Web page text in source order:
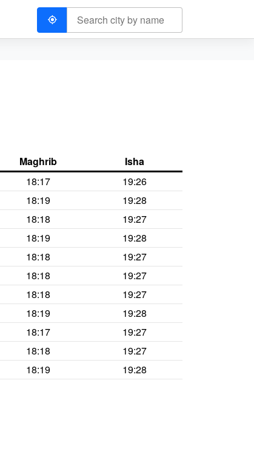
Maghrib
Isha
18:17
19:26
18:19
19:28
18:18
19:27
18:19
19:28
18:18
19:27
18:18
19:27
18:18
19:27
18:19
19:28
18:17
19:27
18:18
19:27
18:19 19:28